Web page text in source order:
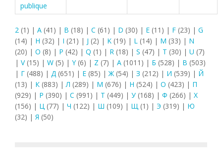
publique
2 (1) | A (41) | B (18) | C (61) | D (30) | E (11) | F (23) | G
(14) | H (32) | I (21) | J (2) | K (19) | L (14) | M (33) | N
(20) | O (8) | P (42) | Q (1) | R (18) | S (47) | T (30) | U (7)
| V(15) | W (5) | Y(6) | Z (7) | А (1011) | Б (528) | В (503)
| Г (488) | Д (651) | Е (85) | Ж (54) | З (212) | И (539) | Й
(13) | К (883) | Л (289) | М (676) | Н (524) | О (423) | П
(929) | Р (390) | С (991) | Т (449) | У (168) | Ф (266) | Х
(156) | Ц (77) | Ч (122) | Ш (109) | Щ (1) | Э (319) | Ю
(32) | Я (50)